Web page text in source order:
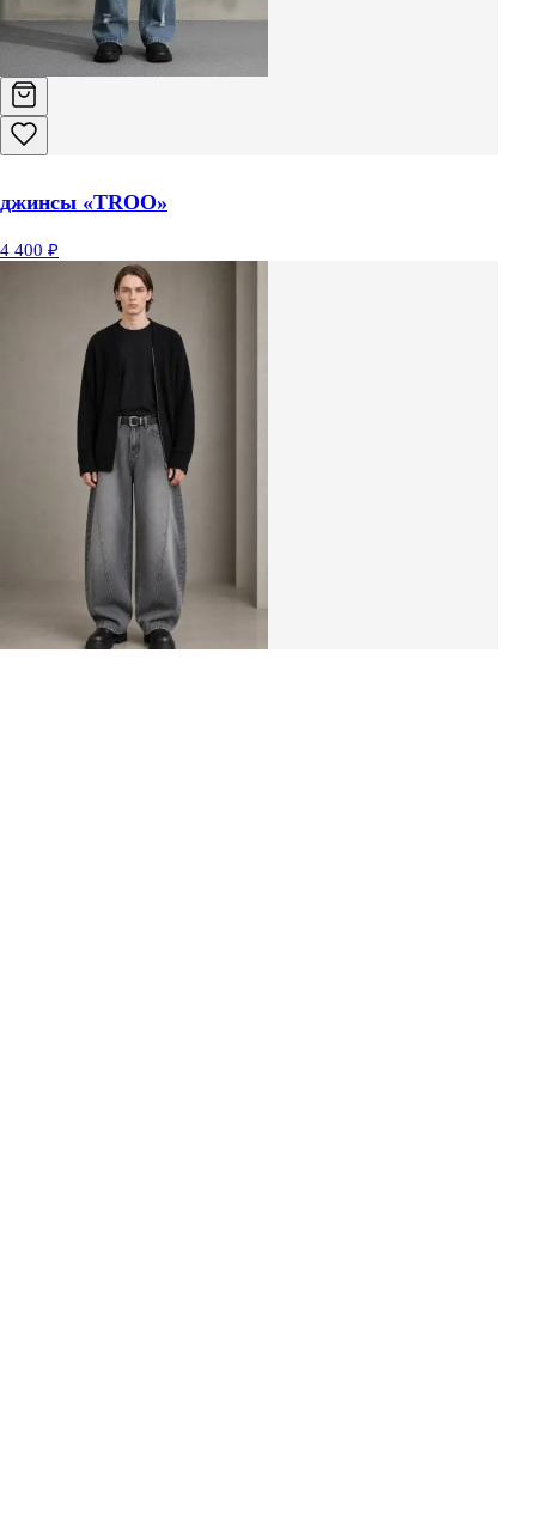
джинсы «TROO»
4 400 ₽